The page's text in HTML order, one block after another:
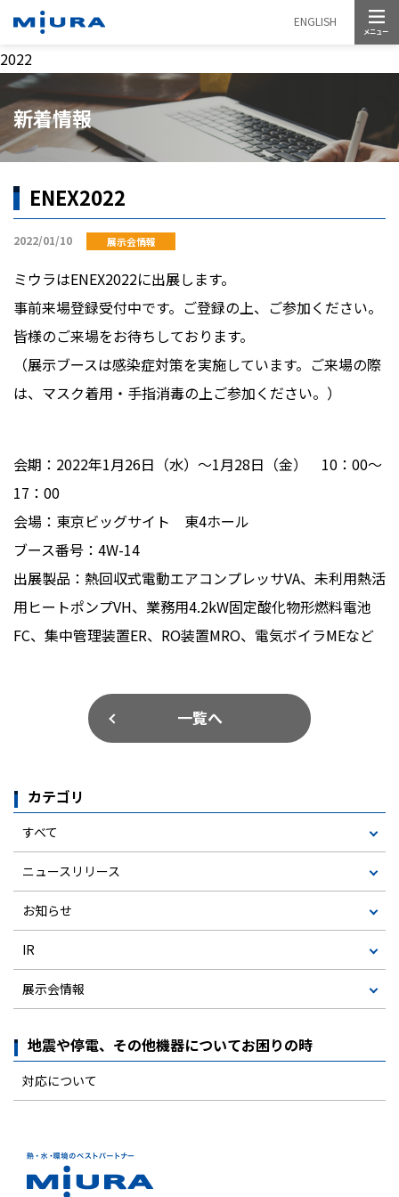
ENGLISH
2022
新着情報
ENEX2022
2022/01/10 展示会情報
ミウラはENEX2022に出展します。
事前来場登録受付中です。ご登録の上、ご参加ください。
皆様のご来場をお待ちしております。
（展示ブースは感染症対策を実施しています。ご来場の際
は、マスク着用・手指消毒の上ご参加ください。）
会期： 2022年1月26日（水）～1月28日（金） 10 ： 00～
17 ： 00
会場：東京ビッグサイト 東4ホール
ブース番号： 4W-14
出展製品：熱回収式電動エアコンプレッサVA、未利用熱活
用ヒートポンプVH、業務用4.2kW固定酸化物形燃料電池
FC、集中管理装置ER、RO装置MRO、電気ボイラMEなど
一覧へ
カテゴリ
すべて
ニュースリリース
お知らせ
IR
展示会情報
地震や停電、その他機器についてお困りの時
対応について